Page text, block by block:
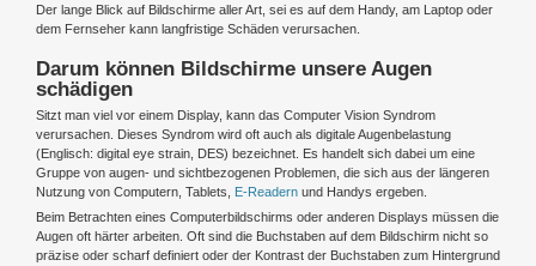
Der lange Blick auf Bildschirme aller Art, sei es auf dem Handy, am Laptop oder
dem Fernseher kann langfristige Schäden verursachen.
Darum können Bildschirme unsere Augen
schädigen
Sitzt man viel vor einem Display, kann das Computer Vision Syndrom
verursachen. Dieses Syndrom wird oft auch als digitale Augenbelastung
(Englisch: digital eye strain, DES) bezeichnet. Es handelt sich dabei um eine
Gruppe von augen- und sichtbezogenen Problemen, die sich aus der längeren
Nutzung von Computern, Tablets, E-Readern und Handys ergeben.
Beim Betrachten eines Computerbildschirms oder anderen Displays müssen die
Augen oft härter arbeiten. Oft sind die Buchstaben auf dem Bildschirm nicht so
präzise oder scharf definiert oder der Kontrast der Buchstaben zum Hintergrund